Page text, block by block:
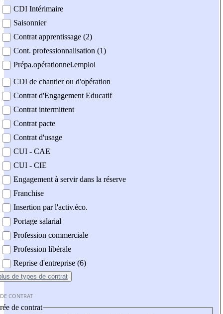
CDI Intérimaire
Saisonnier
Contrat apprentissage (2)
Cont. professionnalisation (1)
Prépa.opérationnel.emploi
CDI de chantier ou d'opération
Contrat d'Engagement Educatif
Contrat intermittent
Contrat pacte
Contrat d'usage
CUI - CAE
CUI - CIE
Engagement à servir dans la réserve
Franchise
Insertion par l'activ.éco.
Portage salarial
Profession commerciale
Profession libérale
Reprise d'entreprise (6)
de types de contrat
CONTRAT
de contrat